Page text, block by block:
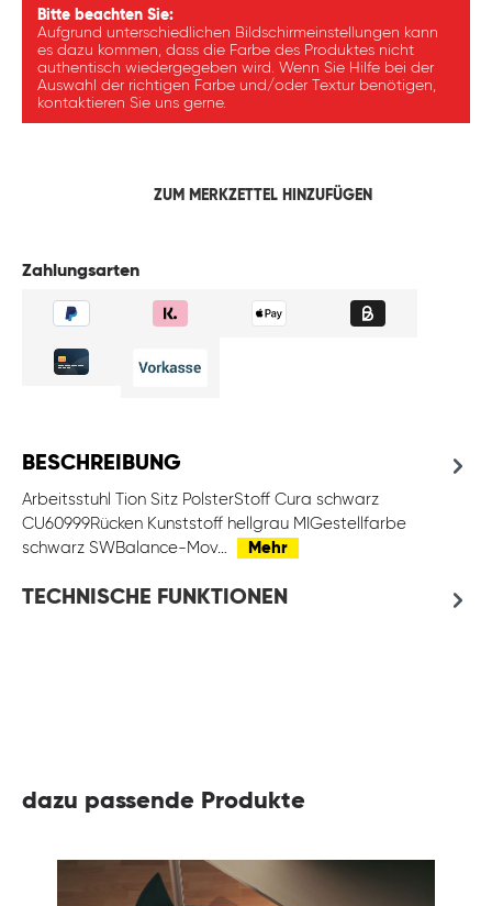
Bitte beachten Sie:
Aufgrund unterschiedlichen Bildschirmeinstellungen kann
es dazu kommen, dass die Farbe des Produktes nicht
authentisch wiedergegeben wird. Wenn Sie Hilfe bei der
Auswahl der richtigen Farbe und/oder Textur benötigen,
kontaktieren Sie uns gerne.
ZUM MERKZETTEL HINZUFÜGEN
Zahlungsarten
BESCHREIBUNG
Arbeitsstuhl Tion Sitz PolsterStoff Cura schwarz
CU60999Rücken Kunststoff hellgrau MIGestellfarbe
schwarz SWBalance-Mov…
Mehr
TECHNISCHE FUNKTIONEN
dazu passende Produkte